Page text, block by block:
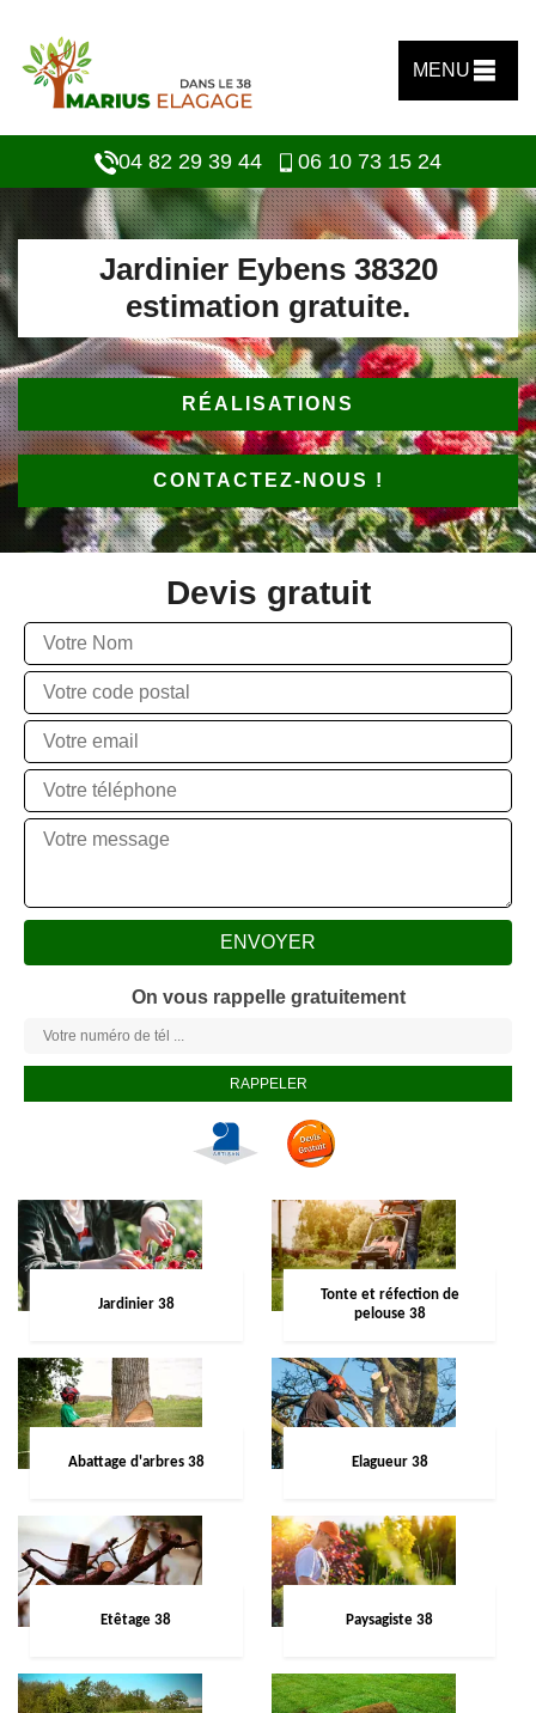
MENU
04 82 29 39 44 06 10 73 15 24
Jardinier Eybens 38320
estimation gratuite.
RÉALISATIONS
CONTACTEZ-NOUS !
Devis gratuit
On vous rappelle gratuitement
Jardinier 38
Tonte et réfection de
pelouse 38
Abattage d'arbres 38 Elagueur 38
Etêtage 38 Paysagiste 38